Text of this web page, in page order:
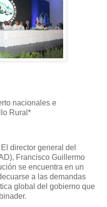
nacionales e
Rural*
director general del
Francisco Guillermo
se encuentra en un
a las demandas
global del gobierno que